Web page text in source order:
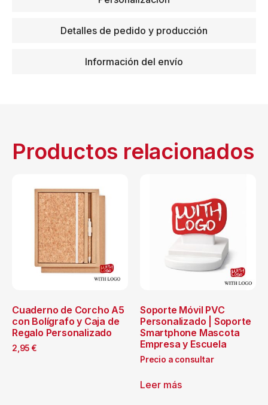
Detalles de pedido y producción
Información del envío
Productos relacionados
Cuaderno de Corcho A5
con Bolígrafo y Caja de
Regalo Personalizado
2,95 €
Soporte Móvil PVC
Personalizado | Soporte
Smartphone Mascota
Empresa y Escuela
Precio a consultar
Leer más